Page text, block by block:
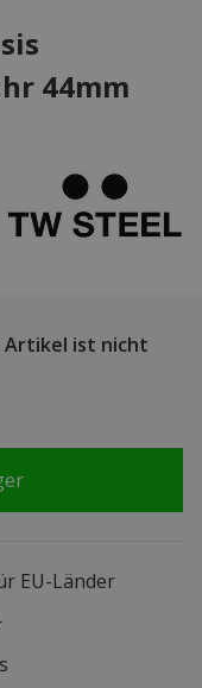
44mm
Artikel ist nicht
EU-Länder